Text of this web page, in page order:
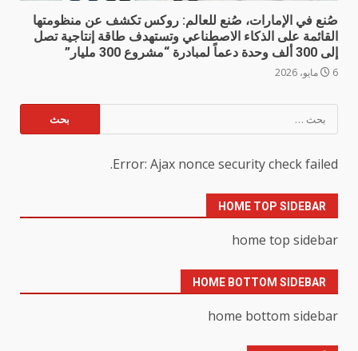
صُنع في الإمارات، صُنع للعالم: روكس تكشف عن منظومتها
القائمة على الذكاء الاصطناعي وتستهدف طاقة إنتاجية تصل
إلى 300 ألف وحدة دعماً لمبادرة “مشروع 300 مليار”
6 مايو، 2026
البحث
عن:
Error: Ajax nonce security check failed.
HOME TOP SIDEBAR
home top sidebar
HOME BOTTOM SIDEBAR
home bottom sidebar